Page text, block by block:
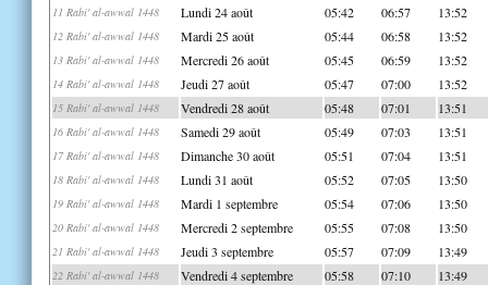
11 Rabi' al-awwal 1448 Lundi 24 août 05:42 06:57 13:52
12 Rabi' al-awwal 1448 Mardi 25 août 05:44 06:58 13:52
13 Rabi' al-awwal 1448 Mercredi 26 août 05:45 06:59 13:52
14 Rabi' al-awwal 1448 Jeudi 27 août 05:47 07:00 13:52
15 Rabi' al-awwal 1448 Vendredi 28 août 05:48 07:01 13:51
16 Rabi' al-awwal 1448 Samedi 29 août 05:49 07:03 13:51
17 Rabi' al-awwal 1448 Dimanche 30 août 05:51 07:04 13:51
18 Rabi' al-awwal 1448 Lundi 31 août 05:52 07:05 13:50
19 Rabi' al-awwal 1448 Mardi 1 septembre 05:54 07:06 13:50
20 Rabi' al-awwal 1448 Mercredi 2 septembre 05:55 07:08 13:50
21 Rabi' al-awwal 1448 Jeudi 3 septembre 05:57 07:09 13:49
22 Rabi' al-awwal 1448 Vendredi 4 septembre 05:58 07:10 13:49